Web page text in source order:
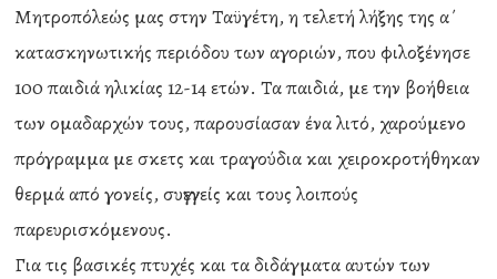
Μητροπόλεώς μας στην Ταϋγέτη, η τελετή λήξης της α΄
κατασκηνωτικής περιόδου των αγοριών, που φιλοξένησε
100 παιδιά ηλικίας 12-14 ετών. Τα παιδιά, με την βοήθεια
των ομαδαρχών τους, παρουσίασαν ένα λιτό, χαρούμενο
πρόγραμμα με σκετς και τραγούδια και χειροκροτήθηκαν
θερμά από γονείς, συγγενείς και τους λοιπούς
παρευρισκόμενους.
Για τις βασικές πτυχές και τα διδάγματα αυτών των